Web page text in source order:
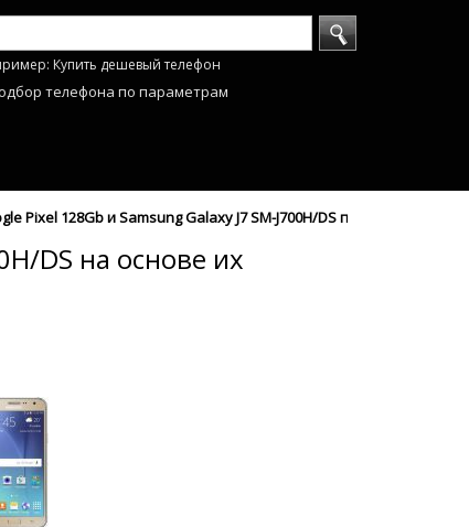
Купить дешевый телефон
телефона по параметрам
Pixel 128Gb и Samsung Galaxy J7 SM-J700H/DS по
DS на основе их